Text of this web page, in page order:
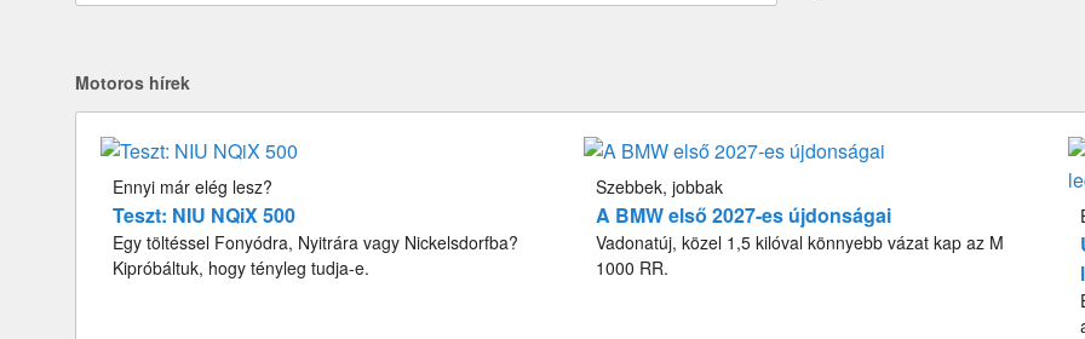
Motoros hírek
Ennyi már elég lesz?
Teszt: NIU NQiX 500
Egy töltéssel Fonyódra, Nyitrára vagy Nickelsdorfba?
Kipróbáltuk, hogy tényleg tudja-e.
Szebbek, jobbak
A BMW első 2027-es újdonságai
Vadonatúj, közel 1,5 kilóval könnyebb vázat kap az M
1000 RR.